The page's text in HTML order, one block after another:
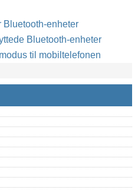
Bluetooth-enheter
Bluetooth-enheter
til mobiltelefonen